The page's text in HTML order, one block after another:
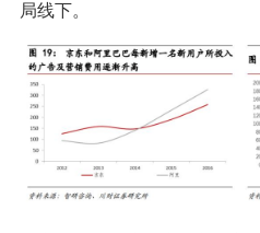
局线下。